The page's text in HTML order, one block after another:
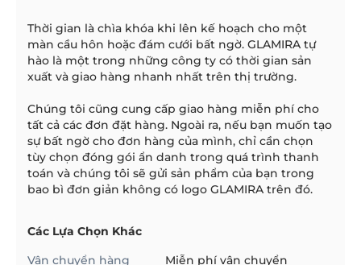
Thời gian là chìa khóa khi lên kế hoạch cho một
màn cầu hôn hoặc đám cưới bất ngờ. GLAMIRA tự
hào là một trong những công ty có thời gian sản
xuất và giao hàng nhanh nhất trên thị trường.
Chúng tôi cũng cung cấp giao hàng miễn phí cho
tất cả các đơn đặt hàng. Ngoài ra, nếu bạn muốn tạo
sự bất ngờ cho đơn hàng của mình, chỉ cần chọn
tùy chọn đóng gói ẩn danh trong quá trình thanh
toán và chúng tôi sẽ gửi sản phẩm của bạn trong
bao bì đơn giản không có logo GLAMIRA trên đó.
Các Lựa Chọn Khác
Vận chuyển hàng
Miễn phí vận chuyển